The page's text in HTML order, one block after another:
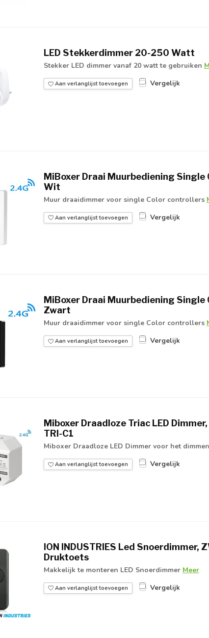
LED Stekkerdimmer 20-250 Watt
Stekker LED dimmer vanaf 20 watt te gebruiken
Aan verlanglijst toevoegen Vergelijk
MiBoxer Draai Muurbediening Single
Wit
Muur draaidimmer voor single Color controllers
Aan verlanglijst toevoegen Vergelijk
MiBoxer Draai Muurbediening Single
Zwart
Muur draaidimmer voor single Color controllers
Aan verlanglijst toevoegen Vergelijk
Miboxer Draadloze Triac LED
TRI-C1
Miboxer Draadloze LED Dimmer voor het
Aan verlanglijst toevoegen Vergelijk
ION INDUSTRIES Led Snoerdimmer,
Druktoets
Makkelijk te monteren LED Snoerdimmer Meer
Aan verlanglijst toevoegen Vergelijk